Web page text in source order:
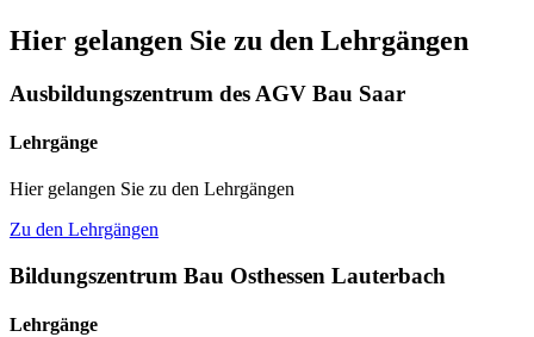
Hier gelangen Sie zu den Lehrgängen
Ausbildungszentrum des AGV Bau Saar
Lehrgänge
Hier gelangen Sie zu den Lehrgängen
Zu den Lehrgängen
Bildungszentrum Bau Osthessen Lauterbach
Lehrgänge